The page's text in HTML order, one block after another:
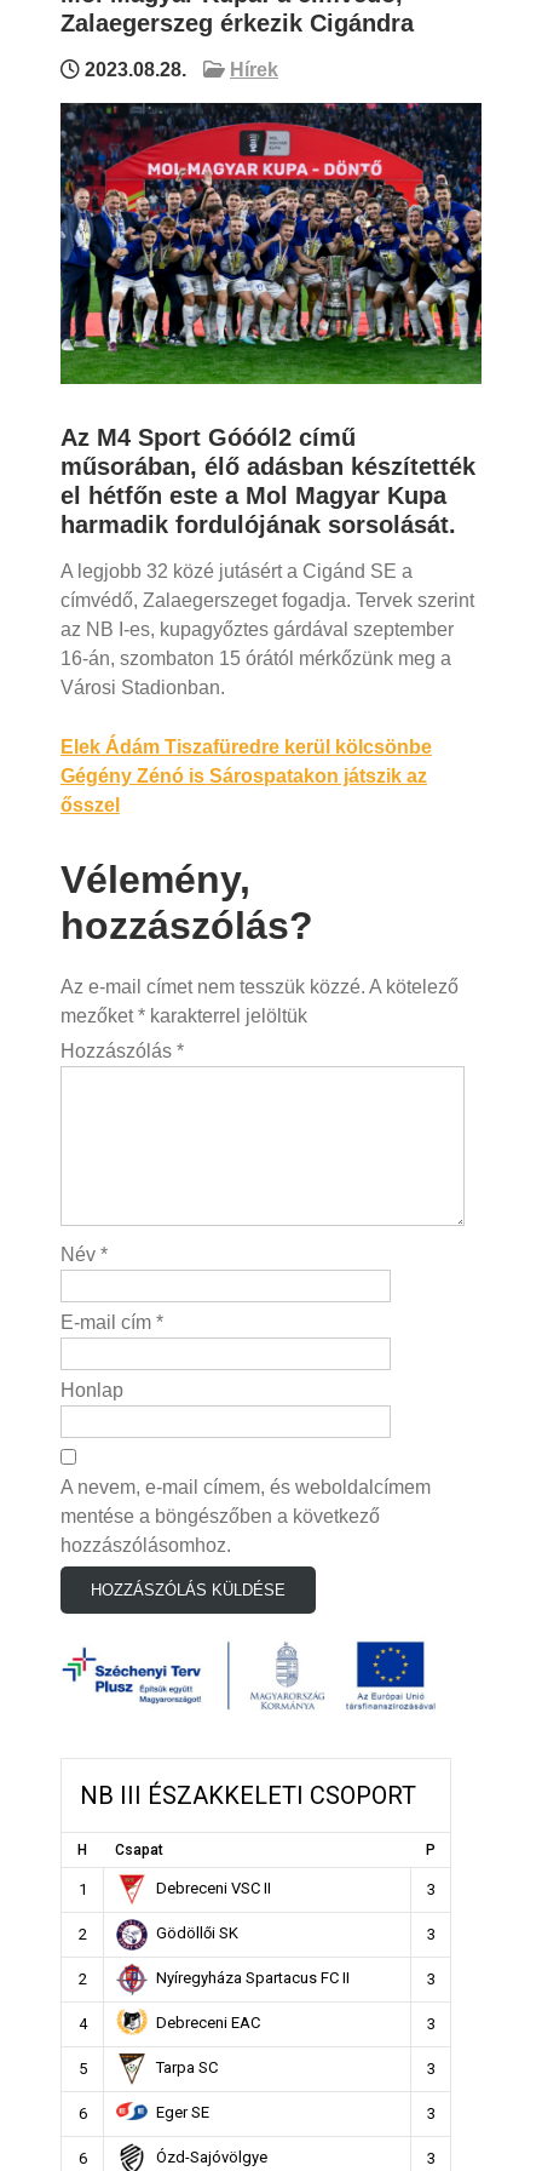
Zalaegerszeg érkezik Cigándra
2023.08.28. Hírek
Az M4 Sport Góóól2 című
műsorában, élő adásban készítették
el hétfőn este a Mol Magyar Kupa
harmadik fordulójának sorsolását.
A legjobb 32 közé jutásért a Cigánd SE a
címvédő, Zalaegerszeget fogadja. Tervek szerint
az NB I-es, kupagyőztes gárdával szeptember
16-án, szombaton 15 órától mérkőzünk meg a
Városi Stadionban.
Bejegyzés
navigáció
Elek Ádám Tiszafüredre kerül kölcsönbe
Gégény Zénó is Sárospatakon játszik az
ősszel
Vélemény,
hozzászólás?
Az e-mail címet nem tesszük közzé. A kötelező
mezőket* karakterrel jelöltük
Hozzászólás *
Név *
E-mail cím *
Honlap
A nevem, e-mail címem, és weboldalcímem
mentése a böngészőben a következő
hozzászólásomhoz.
NB III ÉSZAKKELETI CSOPORT
H Csapat P
1 Debreceni VSC II 3
2 Gödöllői SK 3
2 Nyíregyháza Spartacus FC II 3
4 Debreceni EAC 3
5 Tarpa SC 3
6 Eger SE 3
6 Ózd-Sajóvölgye 3